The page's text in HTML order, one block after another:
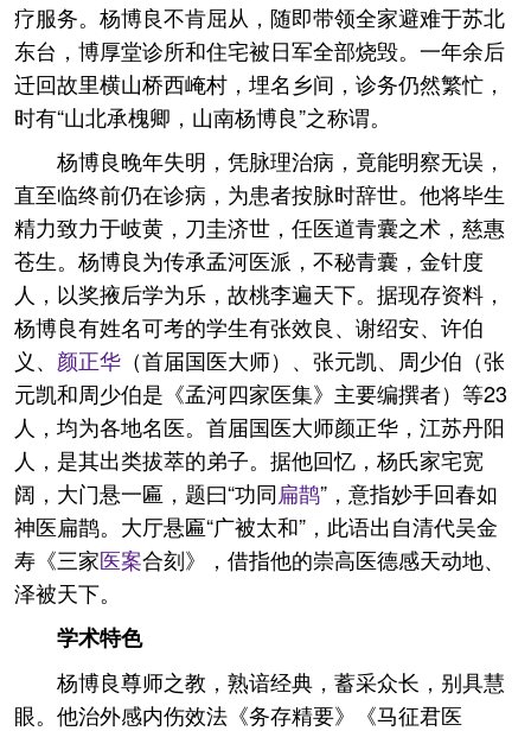
疗服务。杨博良不肯屈从，随即带领全家避难于苏北
东台，博厚堂诊所和住宅被日军全部烧毁。一年余后
迁回故里横山桥西崦村，埋名乡间，诊务仍然繁忙，
时有“山北承槐卿，山南杨博良”之称谓。
杨博良晚年失明，凭脉理治病，竟能明察无误，
直至临终前仍在诊病，为患者按脉时辞世。他将毕生
精力致力于岐黄，刀圭济世，任医道青囊之术，慈惠
苍生。杨博良为传承孟河医派，不秘青囊，金针度
人，以奖掖后学为乐，故桃李遍天下。据现存资料，
杨博良有姓名可考的学生有张效良、谢绍安、许伯
义、 颜正华 （首届国医大师）、张元凯、周少伯（张
元凯和周少伯是《孟河四家医集》主要编撰者）等23
人，均为各地名医。首届国医大师颜正华，江苏丹阳
人，是其出类拔萃的弟子。据他回忆，杨氏家宅宽
阔，大门悬一匾，题曰“功同扁鹊”，意指妙手回春如
神医扁鹊。大厅悬匾“广被太和”，此语出自清代吴金
寿《三家医案合刻》，借指他的崇高医德感天动地、
泽被天下。
学术特色
杨博良尊师之教，熟谙经典，蓄采众长，别具慧
眼。他治外感内伤效法《务存精要》《马征君医